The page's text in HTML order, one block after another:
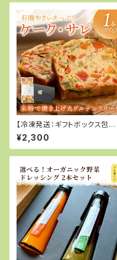
【冷凍発送：ギフトボックス包装】
有機やさいたっぷり 京都ケー
ク・サレ 550g
¥2,300